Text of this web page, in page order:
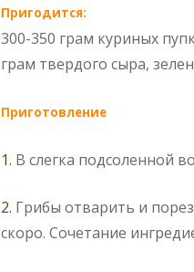
Пригодится:
300-350 грам куриных
грам твердого сыра,
Приготовление
1. В слегка подсоленной
2. Грибы отварить и
скоро. Сочетание